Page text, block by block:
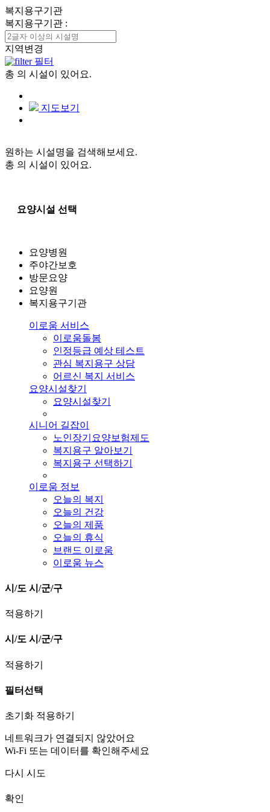
복지용구기관
복지용구기관 :
지역변경
필터
총 의 시설이 있어요.
지도보기
원하는 시설명을 검색해보세요.
총 의 시설이 있어요.
요양시설 선택
요양병원
주야간보호
방문요양
요양원
복지용구기관
이로움 서비스
이로움돌봄
인정등급 예상 테스트
관심 복지용구 상담
어르신 복지 서비스
요양시설찾기
요양시설찾기
시니어 길잡이
노인장기요양보험제도
복지용구 알아보기
복지용구 선택하기
이로움 정보
오늘의 복지
오늘의 건강
오늘의 제품
오늘의 휴식
브랜드 이로움
이로움 뉴스
시/도 시/군/구
적용하기
시/도 시/군/구
적용하기
필터선택
초기화 적용하기
네트워크가 연결되지 않았어요
Wi-Fi 또는 데이터를 확인해주세요
다시 시도
확인